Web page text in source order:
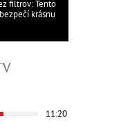
filtrov: Tento
krásnu
11:20